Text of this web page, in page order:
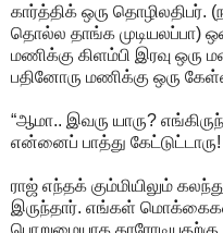
கார்த்திக் ஒரு தொழிலதிபர்.
தொல்ல தாங்க முடியலப்பா)
மணிக்கு கிளம்பி இரவு ஒரு
பதினோரு மணிக்கு ஒரு
“ஆமா.. இவரு யாரு?
என்னைப் பாத்து கேட்டுட்டாரு!
ராஜ் எந்தக் கும்மியிலும்
இருந்தார். எங்கள்
பொறுமையாக காரோடியதற்கு